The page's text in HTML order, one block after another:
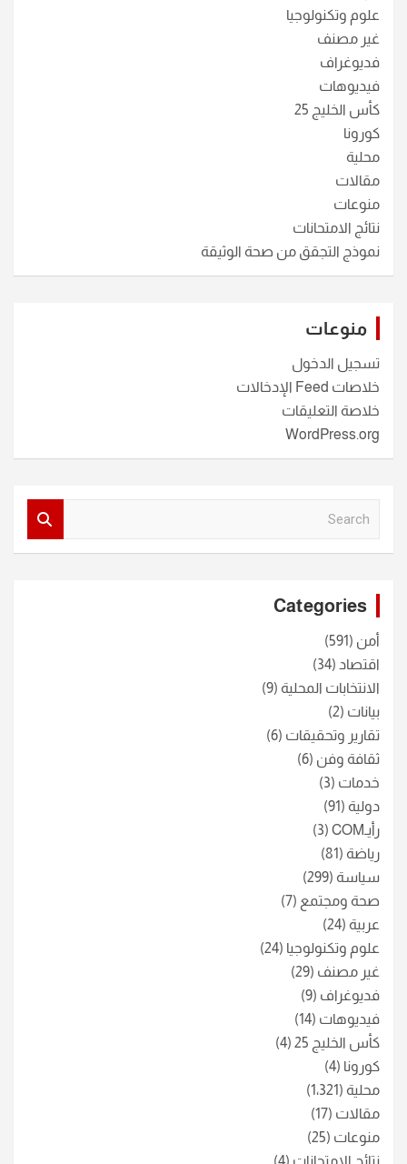
علوم وتكنولوجيا
غير مصنف
فديوغراف
فيديوهات
كأس الخليج 25
كورونا
محلية
مقالات
منوعات
نتائج الامتحانات
نموذج التجقق من صحة الوثيقة
منوعات
تسجيل الدخول
خلاصات Feed الإدخالات
خلاصة التعليقات
WordPress.org
Categories
أمن (591)
اقتصاد (34)
الانتخابات المحلية (9)
بيانات (2)
تقارير وتحقيقات (6)
ثقافة وفن (6)
خدمات (3)
دولية (91)
رأيـCOM
(3)
رياضة (81)
سياسة (299)
صحة ومجتمع (7)
عربية (24)
علوم وتكنولوجيا (24)
غير مصنف (29)
فديوغراف (9)
فيديوهات (14)
كأس الخليج 25
(4)
كورونا (4)
محلية (1٬321)
مقالات (17)
منوعات (25)
نتائج الامتحانات (4)